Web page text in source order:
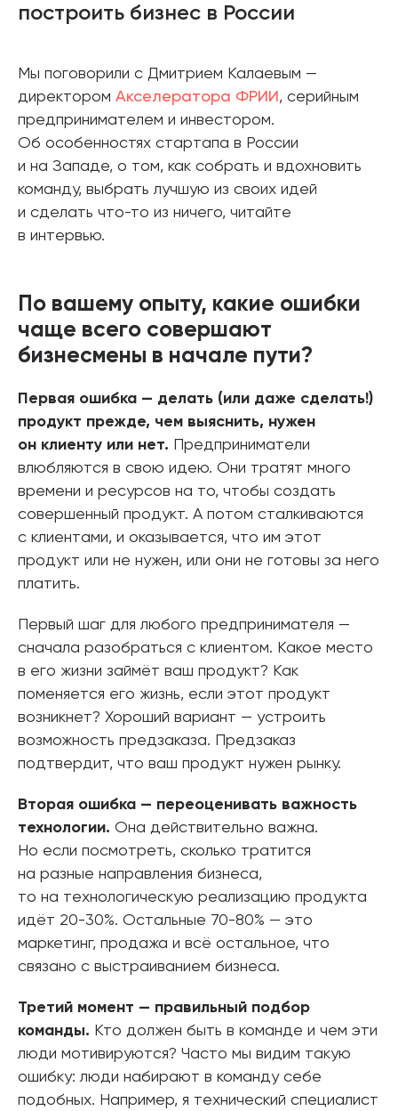
построить бизнес в России
Мы поговорили с Дмитрием Калаевым —
директором Акселератора ФРИИ , серийным
предпринимателем и инвестором.
Об особенностях стартапа в России
и на Западе, о том, как собрать и вдохновить
команду, выбрать лучшую из своих идей
и сделать что-то из ничего, читайте
в интервью.
По вашему опыту, какие ошибки
чаще всего совершают
бизнесмены в начале пути?
Первая ошибка — делать (или даже сделать!)
продукт прежде, чем выяснить, нужен
он клиенту или нет. Предприниматели
влюбляются в свою идею. Они тратят много
времени и ресурсов на то, чтобы создать
совершенный продукт. А потом сталкиваются
с клиентами, и оказывается, что им этот
продукт или не нужен, или они не готовы за него
платить.
Первый шаг для любого предпринимателя —
сначала разобраться с клиентом. Какое место
в его жизни займёт ваш продукт? Как
поменяется его жизнь, если этот продукт
возникнет? Хороший вариант — устроить
возможность предзаказа. Предзаказ
подтвердит, что ваш продукт нужен рынку.
Вторая ошибка — переоценивать важность
технологии. Она действительно важна.
Но если посмотреть, сколько тратится
на разные направления бизнеса,
то на технологическую реализацию продукта
идёт 20-30%. Остальные 70-80% — это
маркетинг, продажа и всё остальное, что
связано с выстраиванием бизнеса.
Третий момент — правильный подбор
команды. Кто должен быть в команде и чем эти
люди мотивируются? Часто мы видим такую
ошибку: люди набирают в команду себе
подобных. Например, я технический специалист